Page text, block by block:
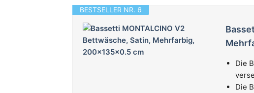
BESTSELLER NR. 6
Die
Die